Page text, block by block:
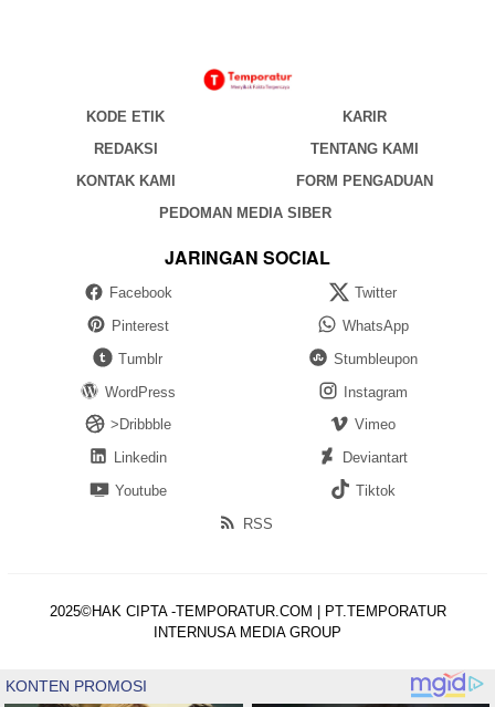
KODE ETIK
KARIR
REDAKSI
TENTANG KAMI
KONTAK KAMI
FORM PENGADUAN
PEDOMAN MEDIA SIBER
JARINGAN SOCIAL
Facebook
Twitter
Pinterest
WhatsApp
Tumblr
Stumbleupon
WordPress
Instagram
>Dribbble
Vimeo
Linkedin
Deviantart
Youtube
Tiktok
RSS
2025©HAK CIPTA -TEMPORATUR.COM | PT.TEMPORATUR
INTERNUSA MEDIA GROUP